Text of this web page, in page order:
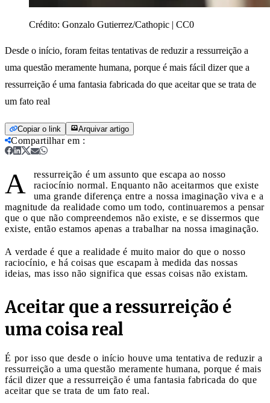
Crédito: Gonzalo Gutierrez/Cathopic | CC0
Desde o início, foram feitas tentativas de reduzir a ressurreição a
uma questão meramente humana, porque é mais fácil dizer que a
ressurreição é uma fantasia fabricada do que aceitar que se trata de
um fato real
Copiar o link Arquivar artigo
Compartilhar em :
A
ressurreição é um assunto que escapa ao nosso
raciocínio normal. Enquanto não aceitarmos que existe
uma grande diferença entre a nossa imaginação viva e a
magnitude da realidade como um todo, continuaremos a pensar
que o que não compreendemos não existe, e se dissermos que
existe, então estamos apenas a trabalhar na nossa imaginação.
A verdade é que a realidade é muito maior do que o nosso
raciocínio, e há coisas que escapam à medida das nossas
ideias, mas isso não significa que essas coisas não existam.
Aceitar que a ressurreição é
uma coisa real
É por isso que desde o início houve uma tentativa de reduzir a
ressurreição a uma questão meramente humana, porque é mais
fácil dizer que a ressurreição é uma fantasia fabricada do que
aceitar que se trata de um fato real.